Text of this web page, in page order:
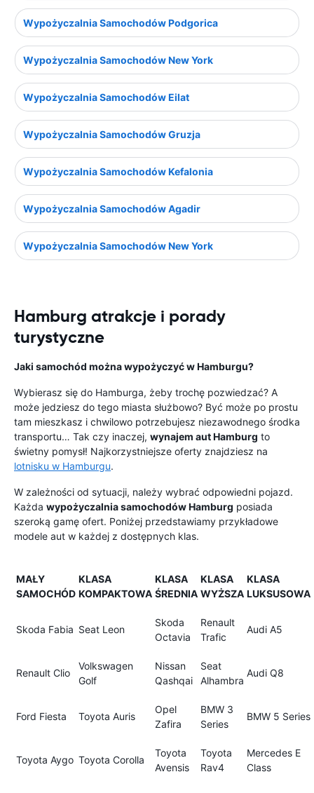
Wypożyczalnia Samochodów Podgorica
Wypożyczalnia Samochodów New York
Wypożyczalnia Samochodów Eilat
Wypożyczalnia Samochodów Gruzja
Wypożyczalnia Samochodów Kefalonia
Wypożyczalnia Samochodów Agadir
Wypożyczalnia Samochodów New York
Hamburg atrakcje i porady
turystyczne
Jaki samochód można wypożyczyć w Hamburgu?
Wybierasz się do Hamburga, żeby trochę pozwiedzać? A
może jedziesz do tego miasta służbowo? Być może po prostu
tam mieszkasz i chwilowo potrzebujesz niezawodnego środka
transportu… Tak czy inaczej, wynajem aut Hamburg to
świetny pomysł! Najkorzystniejsze oferty znajdziesz na
lotnisku w Hamburgu.
W zależności od sytuacji, należy wybrać odpowiedni pojazd.
Każda wypożyczalnia samochodów Hamburg posiada
szeroką gamę ofert. Poniżej przedstawiamy przykładowe
modele aut w każdej z dostępnych klas.
MAŁY
SAMOCHÓD
KLASA
KOMPAKTOWA
KLASA
ŚREDNIA
KLASA
WYŻSZA
KLASA
LUKSUSOWA
Skoda Fabia Seat Leon
Skoda
Octavia
Renault
Trafic
Audi A5
Renault Clio
Volkswagen
Golf
Nissan
Qashqai
Seat
Alhambra
Audi Q8
Ford Fiesta Toyota Auris
Opel
Zafira
BMW 3
Series
BMW 5 Series
Toyota Aygo Toyota Corolla
Toyota
Avensis
Toyota
Rav4
Mercedes E
Class